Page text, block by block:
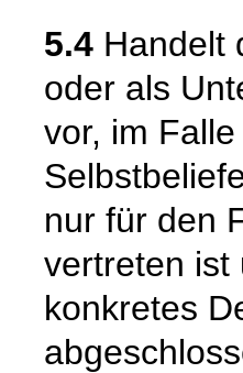
5.4 Handelt
oder als
vor, im
nur für den
vertreten ist
konkretes